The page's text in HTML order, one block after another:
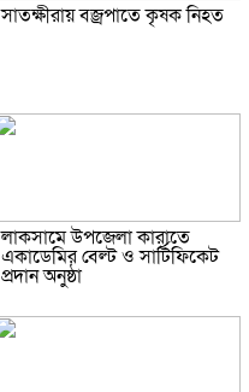
সাতক্ষীরায় বজ্রপাতে কৃষক নিহত
লাকসামে উপজেলা কারাতে
একাডেমির বেল্ট ও সার্টিফিকেট
প্রদান অনুষ্ঠা